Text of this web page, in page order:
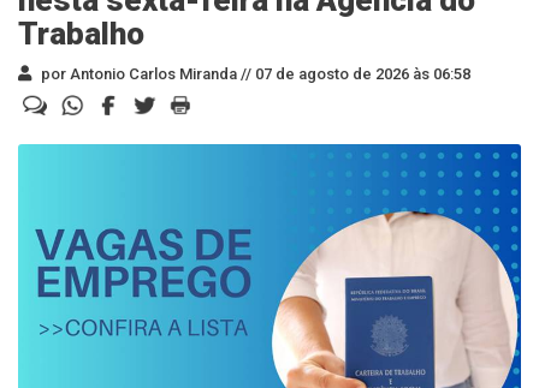
Trabalho
por Antonio Carlos Miranda // 07 de agosto de 2026 às 06:58